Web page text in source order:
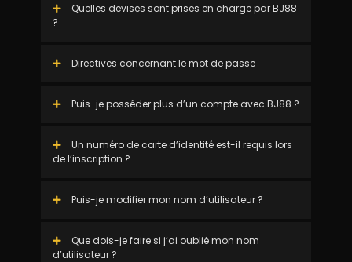
Quelles devises sont prises en charge par BJ88
?
Directives concernant le mot de passe
Puis-je posséder plus d’un compte avec BJ88 ?
Un numéro de carte d’identité est-il requis lors
de l’inscription ?
Puis-je modifier mon nom d’utilisateur ?
Que dois-je faire si j’ai oublié mon nom
d’utilisateur ?